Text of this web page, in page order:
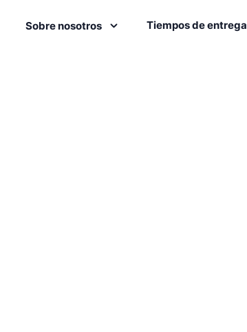
Sobre nosotros Tiempos de entrega